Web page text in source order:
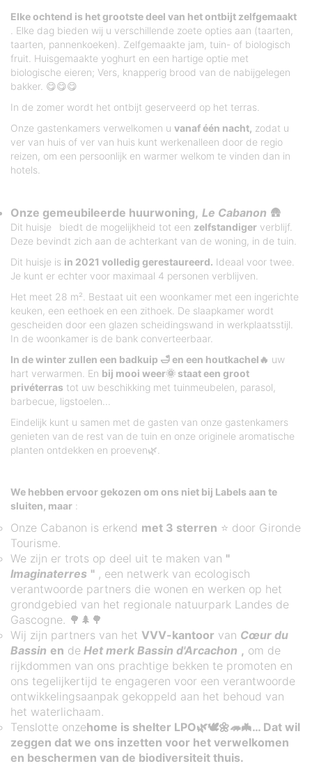
Elke ochtend is het grootste deel van het ontbijt zelfgemaakt
. Elke dag bieden wij u verschillende zoete opties aan (taarten,
taarten, pannenkoeken). Zelfgemaakte jam, tuin- of biologisch
fruit. Huisgemaakte yoghurt en een hartige optie met
biologische eieren; Vers, knapperig brood van de nabijgelegen
bakker. 😋😋😋
In de zomer wordt het ontbijt geserveerd op het terras.
Onze gastenkamers verwelkomen u vanaf één nacht, zodat u
ver van huis of ver van huis kunt werkenalleen door de regio
reizen, om een persoonlijk en warmer welkom te vinden dan in
hotels.
Onze gemeubileerde huurwoning, Le Cabanon 🛖
Dit huisje biedt de mogelijkheid tot een zelfstandiger verblijf.
Deze bevindt zich aan de achterkant van de woning, in de tuin.
Dit huisje is in 2021 volledig gerestaureerd. Ideaal voor twee.
Je kunt er echter voor maximaal 4 personen verblijven.
Het meet 28 m². Bestaat uit een woonkamer met een ingerichte
keuken, een eethoek en een zithoek. De slaapkamer wordt
gescheiden door een glazen scheidingswand in werkplaatsstijl.
In de woonkamer is de bank converteerbaar.
In de winter zullen een badkuip 🛁 en een houtkachel🔥 uw
hart verwarmen. En bij mooi weer🌞 staat een groot
privéterras tot uw beschikking met tuinmeubelen, parasol,
barbecue, ligstoelen...
Eindelijk kunt u samen met de gasten van onze gastenkamers
genieten van de rest van de tuin en onze originele aromatische
planten ontdekken en proeven🌿.
We hebben ervoor gekozen om ons niet bij Labels aan te
sluiten, maar :
Onze Cabanon is erkend met 3 sterren ⭐ door Gironde
Tourisme.
We zijn er trots op deel uit te maken van "
Imaginaterres " , een netwerk van ecologisch
verantwoorde partners die wonen en werken op het
grondgebied van het regionale natuurpark Landes de
Gascogne. 🌳🌲🌳
Wij zijn partners van het VVV-kantoor van Cœur du
Bassin en de Het merk Bassin d'Arcachon , om de
rijkdommen van ons prachtige bekken te promoten en
ons tegelijkertijd te engageren voor een verantwoorde
ontwikkelingsaanpak gekoppeld aan het behoud van
het waterlichaam.
Tenslotte onzehome is shelter LPO🌿🕊️🌼🦔🦇… Dat wil
zeggen dat we ons inzetten voor het verwelkomen
en beschermen van de biodiversiteit thuis.